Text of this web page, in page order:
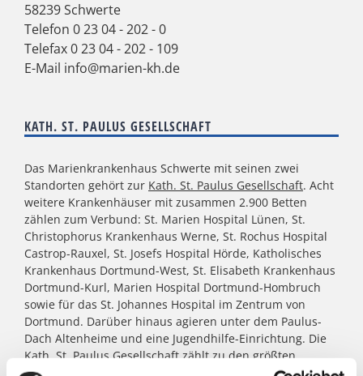
58239 Schwerte
Telefon 0 23 04 - 202 - 0
Telefax 0 23 04 - 202 - 109
E-Mail info@marien-kh.de
KATH. ST. PAULUS GESELLSCHAFT
Das Marienkrankenhaus Schwerte mit seinen zwei
Standorten gehört zur Kath. St. Paulus Gesellschaft. Acht
weitere Krankenhäuser mit zusammen 2.900 Betten
zählen zum Verbund: St. Marien Hospital Lünen, St.
Christophorus Krankenhaus Werne, St. Rochus Hospital
Castrop-Rauxel, St. Josefs Hospital Hörde, Katholisches
Krankenhaus Dortmund-West, St. Elisabeth Krankenhaus
Dortmund-Kurl, Marien Hospital Dortmund-Hombruch
sowie für das St. Johannes Hospital im Zentrum von
Dortmund. Darüber hinaus agieren unter dem Paulus-
Dach Altenheime und eine Jugendhilfe-Einrichtung. Die
Kath. St. Paulus Gesellschaft zählt zu den größten
katholischen Trägern in Nordrhein- Westfalen; rund